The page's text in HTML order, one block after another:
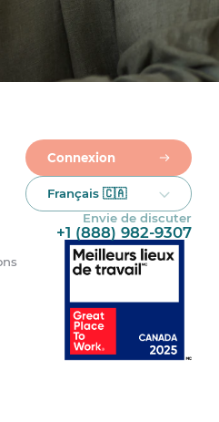
Connexion
Français 🇨🇦
Envie de discuter
+1 (888) 982-9307